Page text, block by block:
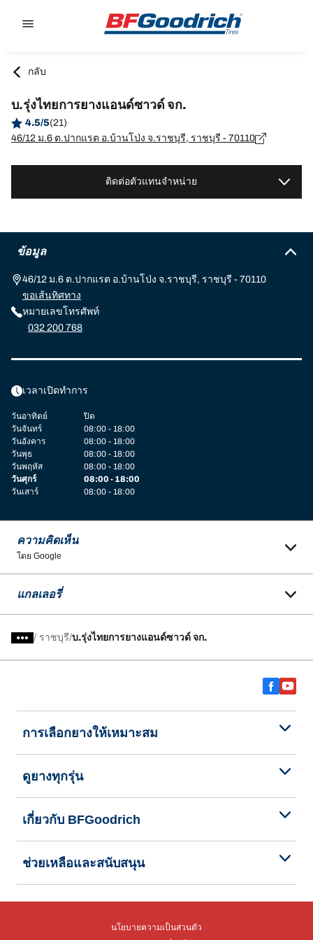
กลับ
บ.รุ่งไทยการยางแอนด์ซาวด์ จก.
4.5/5(21)
46/12 ม.6 ต.ปากแรต อ.บ้านโป่ง จ.ราชบุรี, ราชบุรี - 70110
ติดต่อตัวแทนจำหน่าย
ข้อมูล
46/12 ม.6 ต.ปากแรต อ.บ้านโป่ง จ.ราชบุรี, ราชบุรี - 70110
ขอเส้นทิศทาง
หมายเลขโทรศัพท์
032 200 768
เวลาเปิดทำการ
วันอาทิตย์
ปิด
วันจันทร์
08:00 - 18:00
วันอังคาร
08:00 - 18:00
วันพุธ
08:00 - 18:00
วันพฤหัส
08:00 - 18:00
วันศุกร์
08:00 - 18:00
วันเสาร์
08:00 - 18:00
ความคิดเห็น
โดย Google
แกลเลอรี่
/ ราชบุรี บ.รุ่งไทยการยางแอนด์ซาวด์ จก.
การเลือกยางให้เหมาะสม
ดูยางทุกรุ่น
เกี่ยวกับ BFGoodrich
ช่วยเหลือและสนับสนุน
นโยบายความเป็นส่วนตัว